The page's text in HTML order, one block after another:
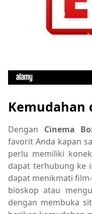
Kemudahan
Dengan Cinema
favorit Anda kapan
perlu memiliki
dapat terhubung ke
dapat menikmati
bioskop atau
dengan membuka